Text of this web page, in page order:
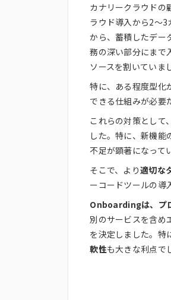
カナリークラウドの
ラウド導入から2〜3
から、蓄積したデー
務の深い部分にまで
ソースを割いていま
特に、ある程度型化
できる仕組みが必要
これらの対策として、
した。特に、新機能
不足が顕著になって
そこで、より適切な
ーコードツールの導
Onboardingは、プ
別のサービスを含め
を決定しました。特
軟性も大きな利点で